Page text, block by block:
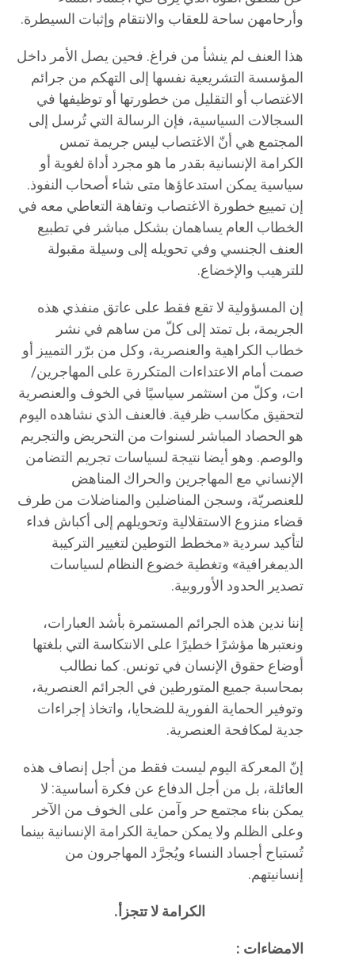
وأرحامهن ساحة للعقاب والانتقام وإثبات السيطرة.
هذا العنف لم ينشأ من فراغ. فحين يصل الأمر داخل
المؤسسة التشريعية نفسها إلى التهكم من جرائم
الاغتصاب أو التقليل من خطورتها أو توظيفها في
السجالات السياسية، فإن الرسالة التي تُرسل إلى
المجتمع هي أنّ الاغتصاب ليس جريمة تمس
الكرامة الإنسانية بقدر ما هو مجرد أداة لغوية أو
سياسية يمكن استدعاؤها متى شاء أصحاب النفوذ.
إن تمييع خطورة الاغتصاب وتفاهة التعاطي معه في
الخطاب العام يساهمان بشكل مباشر في تطبيع
العنف الجنسي وفي تحويله إلى وسيلة مقبولة
للترهيب والإخضاع.
إن المسؤولية لا تقع فقط على عاتق منفذي هذه
الجريمة، بل تمتد إلى كلّ من ساهم في نشر
خطاب الكراهية والعنصرية، وكل من برّر التمييز أو
صمت أمام الاعتداءات المتكررة على المهاجرين/
ات، وكلّ من استثمر سياسيًا في الخوف والعنصرية
لتحقيق مكاسب ظرفية. فالعنف الذي نشاهده اليوم
هو الحصاد المباشر لسنوات من التحريض والتجريم
والوصم. وهو أيضا نتيجة لسياسات تجريم التضامن
الإنساني مع المهاجرين والحراك المناهض
للعنصريّة، وسجن المناضلين والمناضلات من طرف
قضاء منزوع الاستقلالية وتحويلهم إلى أكباش فداء
لتأكيد سردية «مخطط التوطين لتغيير التركيبة
الديمغرافية» وتغطية خضوع النظام لسياسات
تصدير الحدود الأوروبية.
إننا ندين هذه الجرائم المستمرة بأشد العبارات،
ونعتبرها مؤشرًا خطيرًا على الانتكاسة التي بلغتها
أوضاع حقوق الإنسان في تونس. كما نطالب
بمحاسبة جميع المتورطين في الجرائم العنصرية،
وتوفير الحماية الفورية للضحايا، واتخاذ إجراءات
جدية لمكافحة العنصرية.
إنّ المعركة اليوم ليست فقط من أجل إنصاف هذه
العائلة، بل من أجل الدفاع عن فكرة أساسية: لا
يمكن بناء مجتمع حر وآمن على الخوف من الآخر
وعلى الظلم ولا يمكن حماية الكرامة الإنسانية بينما
تُستباح أجساد النساء ويُجرَّد المهاجرون من
إنسانيتهم.
الكرامة لا تتجزأ.
الامضاءات :